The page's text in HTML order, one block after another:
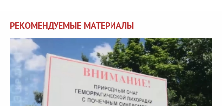
РЕКОМЕНДУЕМЫЕ МАТЕРИАЛЫ